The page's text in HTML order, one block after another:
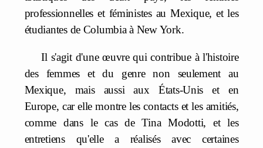
professionnelles et féministes au Mexique, et les
étudiantes de Columbia à New York.
Il s'agit d'une œuvre qui contribue à l'histoire
des femmes et du genre non seulement au
Mexique, mais aussi aux États-Unis et en
Europe, car elle montre les contacts et les amitiés,
comme dans le cas de Tina Modotti, et les
entretiens qu'elle a réalisés avec certaines